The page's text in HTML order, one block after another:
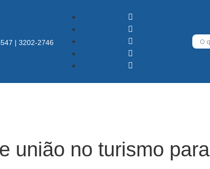
| 3202-2746
união no turismo para